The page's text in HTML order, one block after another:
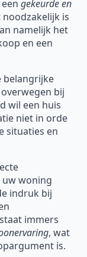
gekeurde en
is
namelijk het
en een
belangrijke
bij
wil een huis
niet in orde
situaties en
woning
indruk bij
immers
, wat
is.